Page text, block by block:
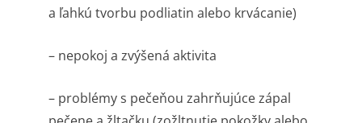
a ľahkú tvorbu podliatin alebo krvácanie)
– nepokoj a zvýšená aktivita
– problémy s pečeňou zahrňujúce zápal